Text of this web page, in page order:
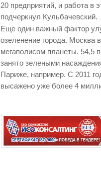
20 предприятий, и работа в
подчеркнул Кульбачевский.
Еще один важный фактор
озеленение города. Москва
мегаполисом планеты. 54,5
занято зелеными
Париже, например. С 2011
высажено уже более 4